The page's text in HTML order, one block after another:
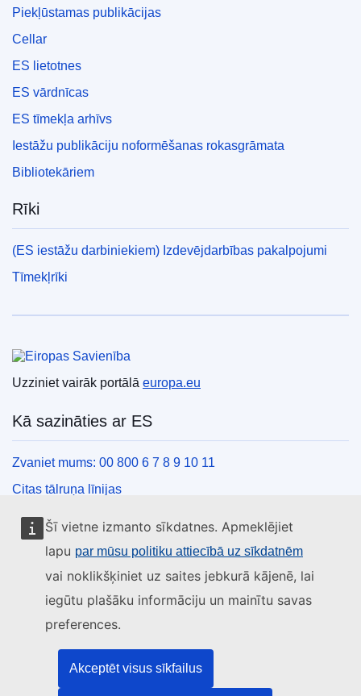
Šī vietne izmanto sīkdatnes. Apmeklējiet
lapu par mūsu politiku attiecībā uz sīkdatnēm
vai noklikšķiniet uz saites jebkurā kājenē, lai
iegūtu plašāku informāciju un mainītu savas
preferences.
Akceptēt visus sīkfailus
Piekļūstamas publikācijas
Cellar
ES lietotnes
ES vārdnīcas
ES tīmekļa arhīvs
Iestāžu publikāciju noformēšanas rokasgrāmata
Bibliotekāriem
Rīki
(ES iestāžu darbiniekiem) Izdevējdarbības pakalpojumi
Tīmekļrīki
Uzziniet vairāk portālā europa.eu
Kā sazināties ar ES
Zvaniet mums: 00 800 6 7 8 9 10 11
Citas tālruņa līnijas
Saziņas veidlapa
ES centru kontaktinformācija
Sociālie mediji
ES konti sociālajos medijos
ES iestādes un struktūras